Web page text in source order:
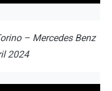
– Mercedes Benz
2024